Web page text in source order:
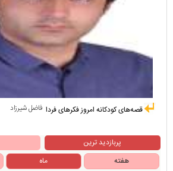
فاضل شیرزاد قصه‌های کودکانه امروز فکرهای فردا
پربازدید ترین
هفته
ماه